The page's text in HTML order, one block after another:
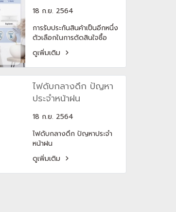
อยู่ในรุ่นเครื่องปรับอากาศ
Smart และ XInverter Plus
ช่วยเลี่ยงการปะทะของลมบน
ผิวเราให้ไม่แห้งเสียพร้อมรักษา
ความชุ่มชื้นในอากาศได้ถึง
30%ฟีเจอร์ถนอมสุขภาพผิว
เบอร์ 5 สูงสุด “1 ดาว”
ไฟฟ้าต่าง ๆ
18 ก.ย. 2564
การรับประกันสินค้าเป็นอีกหนึ่ง
ตัวเลือกในการตัดสินใจซื้อ
เครื่องใช้ไฟฟ้าต่าง ๆ
ดูเพิ่มเติม
ไฟดับกลางดึก ปัญหา
ประจำหน้าฝน
18 ก.ย. 2564
ไฟดับกลางดึก ปัญหาประจำ
หน้าฝน
ดูเพิ่มเติม